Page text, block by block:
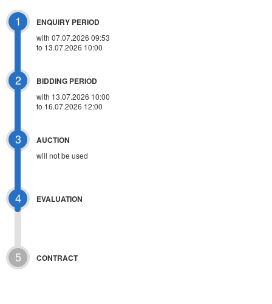
1 ENQUIRY PERIOD
with 07.07.2026 09:53
to 13.07.2026 10:00
2 BIDDING PERIOD
with 13.07.2026 10:00
to 16.07.2026 12:00
3 AUCTION
will not be used
4 EVALUATION
5 CONTRACT